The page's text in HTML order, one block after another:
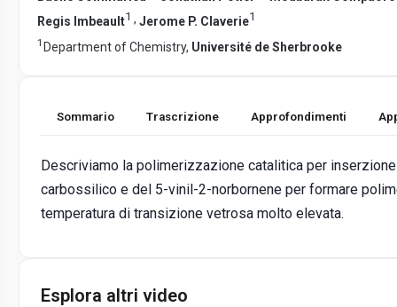
Regis Imbeault1 , Jerome P. Claverie1
1 Department of Chemistry, Université de Sherbrooke
Sommario Trascrizione Approfondimenti
Descriviamo la polimerizzazione catalitica per
carbossilico e del 5-vinil-2-norbornene per formare
temperatura di transizione vetrosa molto elevata.
Esplora altri video